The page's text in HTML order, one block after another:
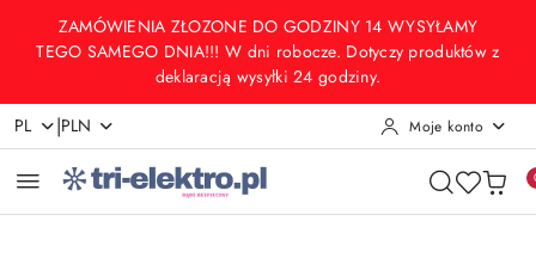
Przejdź do treści głównej
Przejdź do wyszukiwarki
Przejdź do moje konto
Przejdź do menu głównego
Przejdź do opisu produktu
Przejdź do stopki
ZAMÓWIENIA ZŁOZONE DO GODZINY 14 WYSYŁAMY
TEGO SAMEGO DNIA!!! W dni robocze. Dotyczy produktów z
deklaracją wysyłki 24 godziny.
PL |PLN Moje konto